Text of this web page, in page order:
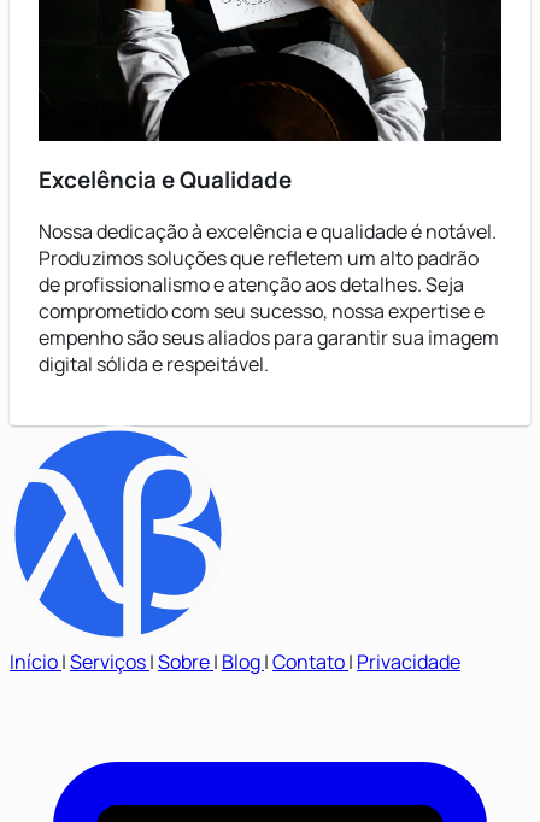
Excelência e Qualidade
Nossa dedicação à excelência e qualidade é notável.
Produzimos soluções que refletem um alto padrão
de profissionalismo e atenção aos detalhes. Seja
comprometido com seu sucesso, nossa expertise e
empenho são seus aliados para garantir sua imagem
digital sólida e respeitável.
Início|Serviços|Sobre| Blog|Contato| Privacidade